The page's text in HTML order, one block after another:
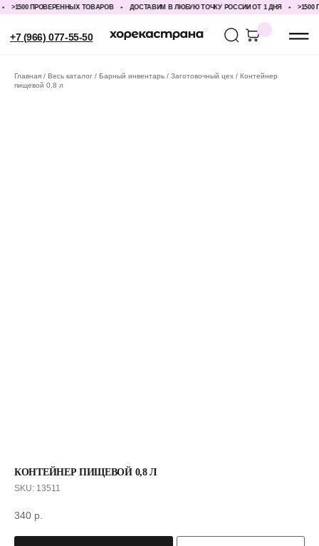
>1500 ПРОВЕРЕННЫХ ТОВАРОВ ДОСТАВИМ В ЛЮБУЮ ТОЧКУ РОССИИ ОТ 1 ДНЯ >1500
Главная Весь каталог Барный инвентарь Заготовочный цех
Контейнер
пищевой 0,8 л
КОНТЕЙНЕР ПИЩЕВОЙ 0,8 Л
SKU: 13511
340 р.
С ЭТИМ ТОВАРОМ ПОКУПАЮТ